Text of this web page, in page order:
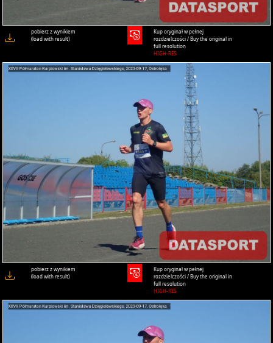
pobierz z wynikiem
(load with result)
Kup oryginał w pełnej
rozdzielczości / Buy the original in
full resolution
HIGH-RES
pobierz z wynikiem
(load with result)
Kup oryginał w pełnej
rozdzielczości / Buy the original in
full resolution
HIGH-RES